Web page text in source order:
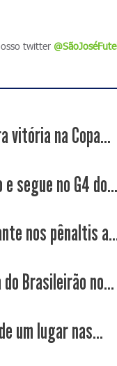
twitter
vitória na Copa...
segue no G4 do...
nos pênaltis
Brasileirão no...
um lugar nas...